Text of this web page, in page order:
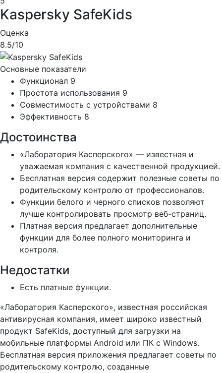
Kaspersky SafeKids
Оценка
8.5/10
Основные показатели
Функционал 9
Простота использования 9
Совместимость с устройствами 8
Эффективность 8
Достоинства
«Лаборатория Касперского» — известная и
уважаемая компания с качественной продукцией.
Бесплатная версия содержит полезные советы по
родительскому контролю от профессионалов.
Функции белого и черного списков позволяют
лучше контролировать просмотр веб-страниц.
Платная версия предлагает дополнительные
функции для более полного мониторинга и
контроля.
Недостатки
Есть платные функции.
«Лаборатория Касперского», известная российская
антивирусная компания, имеет широко известный
продукт SafeKids, доступный для загрузки на
мобильные платформы Android или ПК с Windows.
Бесплатная версия приложения предлагает советы по
родительскому контролю, созданные